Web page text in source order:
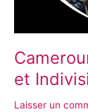
et
Laisser un